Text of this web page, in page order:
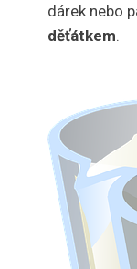
dárek nebo
děťátkem.